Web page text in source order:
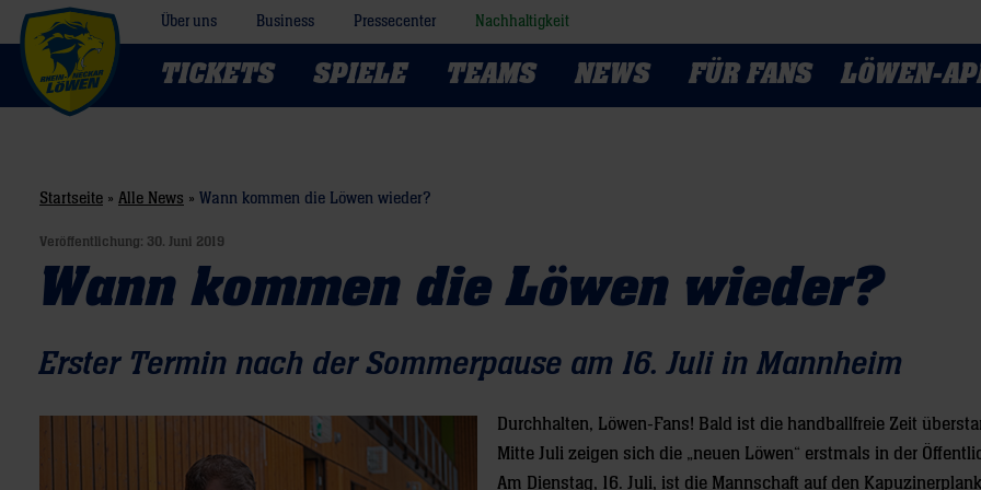
Über uns Business Pressecenter Nachhaltigkeit
TICKETS SPIELE TEAMS NEWS FÜR FANS LÖWEN-
Startseite » Alle News » Wann kommen die Löwen wieder?
Veröffentlichung: 30. Juni 2019
Wann kommen die Löwen wieder?
Erster Termin nach der Sommerpause am 16. Juli in Mannheim
Durchhalten, Löwen-Fans! Bald ist die handballfreie Zeit
Mitte Juli zeigen sich die „neuen Löwen“ erstmals in der
Am Dienstag, 16. Juli, ist die Mannschaft auf den